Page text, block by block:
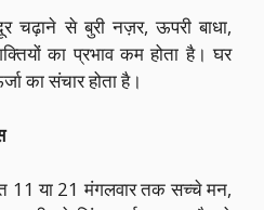
चढ़ाने से बुरी नज़र, ऊपरी बाधा,
का प्रभाव कम होता है। घर
का संचार होता है।
11 या 21 मंगलवार तक सच्चे मन,